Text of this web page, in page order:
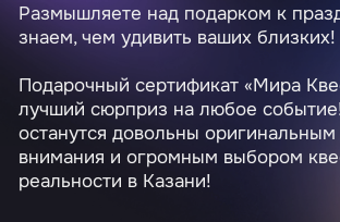
Размышляете над подарком к
знаем, чем удивить ваших близких!
Подарочный сертификат «Мира
лучший сюрприз на любое
останутся довольны
внимания и огромным выбором
реальности в Казани!